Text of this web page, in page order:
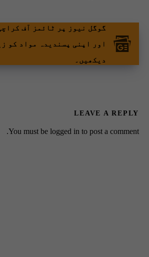
گوگل نیوز پر ٹائمز آف
اور اپنی پسندیدہ مواد کو
دیکھیں۔
LEAVE A REPLY
You must be logged in to post a comment.